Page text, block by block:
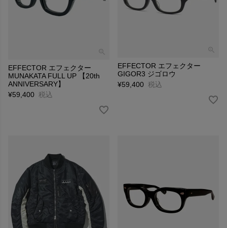
EFFECTOR エフェクター
MUNAKATA FULL UP 【20th
ANNIVERSARY】
¥59,400 税込
EFFECTOR エフェクター
GIGOR3 ジゴロウ
¥59,400 税込